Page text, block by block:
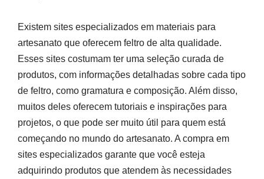
Existem sites especializados em materiais para
artesanato que oferecem feltro de alta qualidade.
Esses sites costumam ter uma seleção curada de
produtos, com informações detalhadas sobre cada tipo
de feltro, como gramatura e composição. Além disso,
muitos deles oferecem tutoriais e inspirações para
projetos, o que pode ser muito útil para quem está
começando no mundo do artesanato. A compra em
sites especializados garante que você esteja
adquirindo produtos que atendem às necessidades